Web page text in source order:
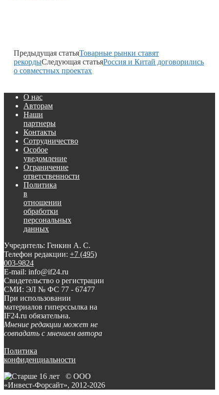
Предыдущая статьяТоварные рынки ставят
рекордыСледующая статьяРоссия и Китай договорились
о совместных проектах
О нас
Авторам
Наши
партнеры
Контакты
Сотрудничество
Особое
уведомление
Ограничение
ответственности
Политика
в
отношении
обработки
персональных
данных
Учредитель: Генкин А. С.
Телефон редакции: +7 (495)
003-9824
E-mail: info@if24.ru
Свидетельство о регистрации
СМИ: ЭЛ № ФС 77 - 67477
При использовании
материалов гиперссылка на
IF24.ru обязательна.
Мнение редакции может не
совпадать с мнением автора
Политика
конфиденциальности
© ООО
«Инвест-Форсайт», 2012-2026